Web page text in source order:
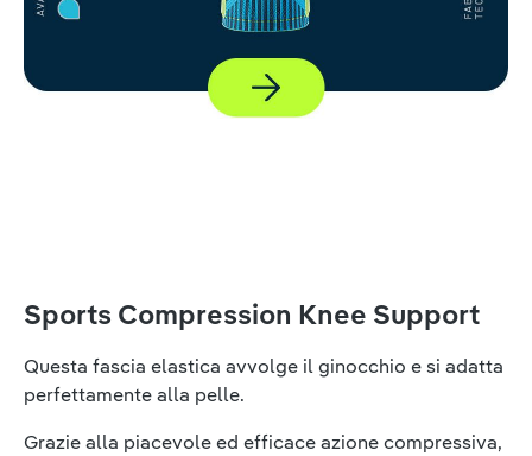
Sports Compression Knee Support
Questa fascia elastica avvolge il ginocchio e si adatta
perfettamente alla pelle.
Grazie alla piacevole ed efficace azione compressiva,